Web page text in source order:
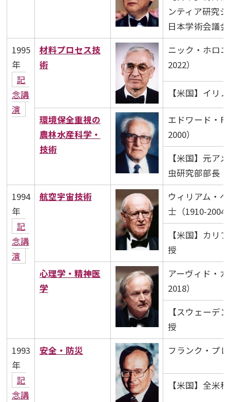
ンティア研究
日本学術会議
1995
年
記
念講
演
材料プロセス技
術
ニック・ホロ
2022）
【米国】イリ
環境保全重視の
農林水産科学・
技術
エドワード・F
2000）
【米国】元ア
虫研究部部長
1994
年
記
念講
演
航空宇宙技術
ウィリアム・
士（1910-2004
【米国】カリ
授
心理学・精神医
学
アーヴィド・
2018）
【スウェーデ
授
1993
年
記
念講
安全・防災 フランク・プ
【米国】全米